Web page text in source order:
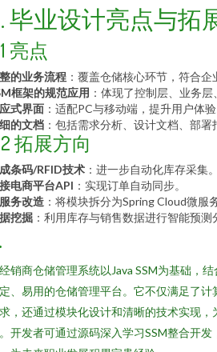
毕业设计亮点与拓
亮点
的业务流程 ：覆盖仓储核心环节，符合企
框架的规范应用 ：体现了控制层、业务层
式界面 ：适配PC与移动端，提升用户体验
的文档 ：包括需求分析、设计文档、部署
拓展方向
条码/RFID技术 ：进一步自动化库存采集。
电商平台API ：实现订单自动同步。
务改造 ：将模块拆分为Spring Cloud微服
挖掘 ：利用库存与销售数据进行智能预测
销商仓储管理系统以Java SSM为基础，
、易用的仓储管理平台。它不仅满足了
，还通过模块化设计和清晰的技术实现
开发者可通过源码深入学习SSM整合开